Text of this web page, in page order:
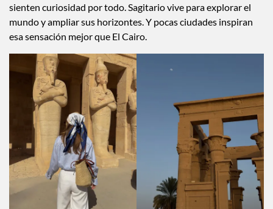
sienten curiosidad por todo. Sagitario vive para explorar el
mundo y ampliar sus horizontes. Y pocas ciudades inspiran
esa sensación mejor que El Cairo.